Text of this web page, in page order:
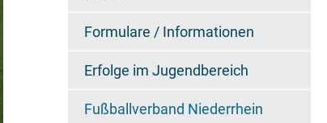
Formulare / Informationen
Erfolge im Jugendbereich
Fußballverband Niederrhein